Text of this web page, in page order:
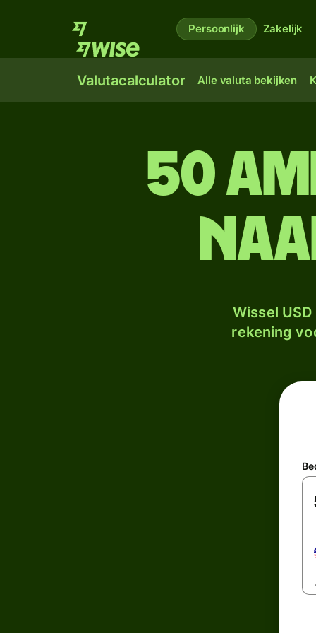
Persoonlijk Zakelijk
Valutacalculator Alle valuta bekijken
50
Wissel
rekening